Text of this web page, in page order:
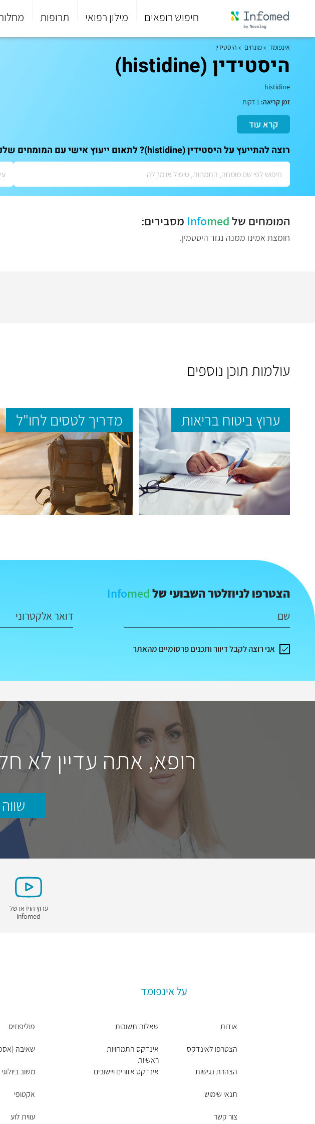
חיפוש רופאים מילון רפואי תרופות
סוף
הראשי.
אינפומד מונחים היסטידין
היסטידין (histidine)
histidine
זמן קריאה:
קרא עוד
רוצה להתייעץ על היסטידין (histidine)? לתאום ייעוץ אישי עם המומחים שלנו:
המומחים של Infomed מסבירים:
חומצת אמינו ממנה נגזר היסטמין.
עולמות תוכן נוספים
ערוץ ביטוח בריאות מדריך לטסים לחו"ל
הצטרפו לניוזלטר השבועי של Infomed
שם דואר אלקטרוני
אני רוצה לקבל דיוור ותכנים פרסומיים מהאתר
רופא, אתה עדיין לא
ערוץ הוידאו של
Infomed
על אינפומד
אודות
הצטרפו לאינדקס
הצהרת נגישות
תנאי שימוש
צור קשר
שאלות תשובות
אינדקס התמחויות
ראשיות
אינדקס אזורים ויישובים
פוליפוזיס
שאיבה
משוב ביולוגי
אקטופי
עווית לוע